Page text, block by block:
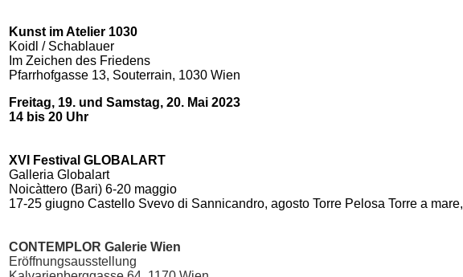
Kunst im Atelier 1030
Koidl / Schablauer
Im Zeichen des Friedens
Pfarrhofgasse 13, Souterrain, 1030 Wien
Freitag, 19. und Samstag, 20. Mai 2023
14 bis 20 Uhr
XVI Festival GLOBALART
Galleria Globalart
Noicàttero (Bari) 6-20 maggio
17-25 giugno Castello Svevo di Sannicandro, agosto Torre Pelosa Torre a mare,
CONTEMPLOR Galerie Wien
Eröffnungsausstellung